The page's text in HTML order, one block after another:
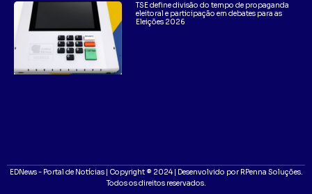
TSE define divisão do tempo de propaganda
eleitoral e participação em debates para as
Eleições 2026
EDNews - Portal de Notícias | Copyright ® 2024 | Desenvolvido por RPenna Soluções.
Todos os direitos reservados.